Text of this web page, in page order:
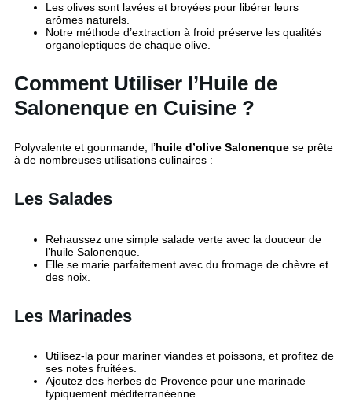
Les olives sont lavées et broyées pour libérer leurs
arômes naturels.
Notre méthode d’extraction à froid préserve les qualités
organoleptiques de chaque olive.
Comment Utiliser l’Huile de
Salonenque en Cuisine ?
Polyvalente et gourmande, l’huile d’olive Salonenque se prête
à de nombreuses utilisations culinaires :
Les Salades
Rehaussez une simple salade verte avec la douceur de
l’huile Salonenque.
Elle se marie parfaitement avec du fromage de chèvre et
des noix.
Les Marinades
Utilisez-la pour mariner viandes et poissons, et profitez de
ses notes fruitées.
Ajoutez des herbes de Provence pour une marinade
typiquement méditerranéenne.